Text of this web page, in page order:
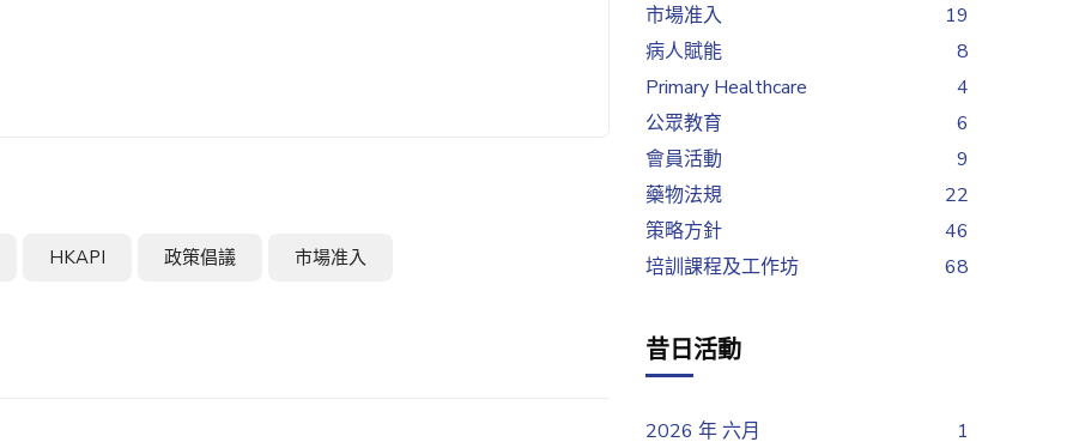
HKAPI 政策倡議 市場准入
市場准入
19
病人賦能
8
Primary Healthcare
4
公眾教育
6
會員活動
9
藥物法規
22
策略方針
46
培訓課程及工作坊
68
昔日活動
2026 年 六月
1